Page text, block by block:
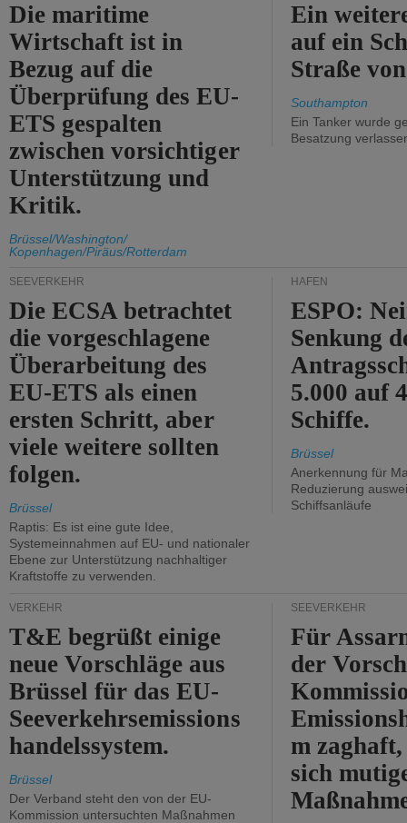
Die maritime
Wirtschaft ist in
Bezug auf die
Überprüfung des EU-
ETS gespalten
zwischen vorsichtiger
Unterstützung und
Kritik.
Brüssel/Washington/
Kopenhagen/Piräus/Rotterdam
Ein
auf ein
Straße
Southampton
Ein Tanker wurde
Besatzung
SEEVERKEHR
Die ECSA betrachtet
die vorgeschlagene
Überarbeitung des
EU-ETS als einen
ersten Schritt, aber
viele weitere sollten
folgen.
Brüssel
Raptis: Es ist eine gute Idee,
Systemeinnahmen auf EU- und nationaler
Ebene zur Unterstützung nachhaltiger
Kraftstoffe zu verwenden.
HÄFEN
ESPO:
Senkung
5.000 auf
Schiffe.
Brüssel
Anerkennung für
Reduzierung
Schiffsanläufe
VERKEHR
T&E begrüßt einige
neue Vorschläge aus
Brüssel für das EU-
Seeverkehrsemissions
handelssystem.
Brüssel
Der Verband steht den von der EU-
Kommission untersuchten Maßnahmen
SEEVERKEHR
Für
der
m
sich